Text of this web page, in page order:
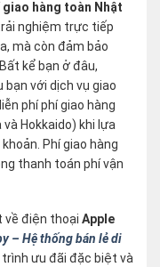
giao hàng toàn Nhật
nghiệm trực tiếp
mà còn đảm bảo
kể bạn ở đâu,
với dịch vụ giao
phí phí giao hàng
Hokkaido) khi lựa
Phí giao hàng
thanh toán phí vận
về điện thoại Apple
– Hệ thống bán lẻ di
ưu đãi đặc biệt và